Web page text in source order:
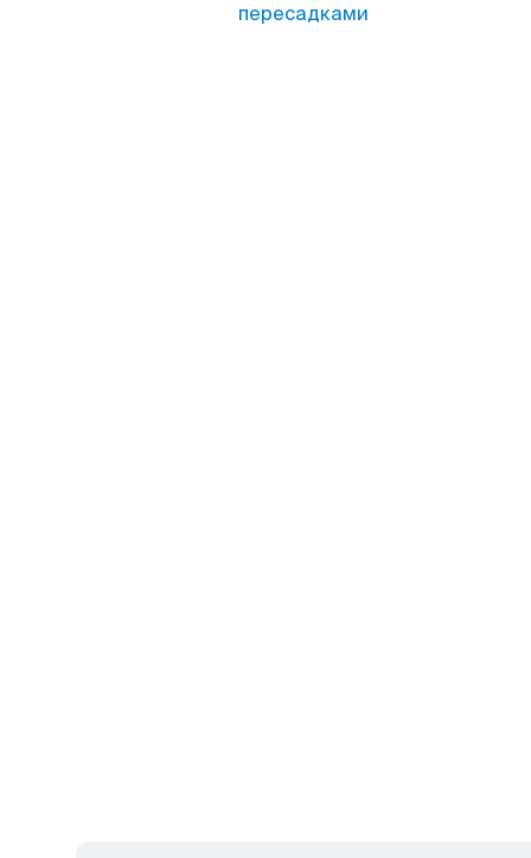
пересадками